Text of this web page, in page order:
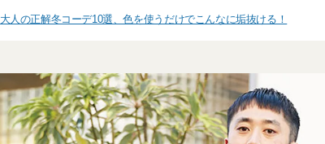
大人の正解冬コーデ10選、色を使うだけでこんなに垢抜ける！